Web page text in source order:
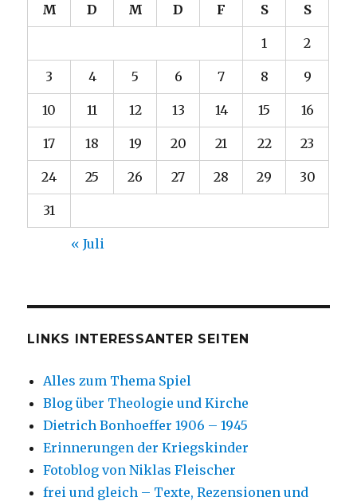
M D M D F S S
1 2
3 4 5 6 7 8 9
10 11 12 13 14 15 16
17 18 19 20 21 22 23
24 25 26 27 28 29 30
31
« Juli
LINKS INTERESSANTER SEITEN
Alles zum Thema Spiel
Blog über Theologie und Kirche
Dietrich Bonhoeffer 1906 – 1945
Erinnerungen der Kriegskinder
Fotoblog von Niklas Fleischer
frei und gleich – Texte, Rezensionen und